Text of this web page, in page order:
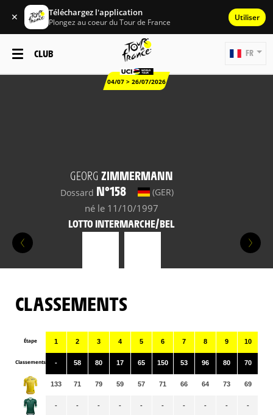
✕ Téléchargez l'application
Plongez au coeur du Tour de France Utiliser
CLUB
04/07 > 26/07/2026
FR
GEORG ZIMMERMANN
Dossard N°158 (GER)
né le 11/10/1997
LOTTO INTERMARCHE/BEL
CLASSEMENTS
Étape
Classements
1
-
133
-
2
58
71
-
3
80
79
-
4
17
59
-
5
65
57
-
6
150
71
-
7
53
66
-
8
96
64
-
9
80
73
-
10
70
69
-